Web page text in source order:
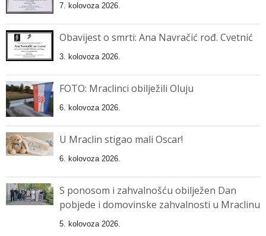
7. kolovoza 2026.
Obavijest o smrti: Ana Navračić rođ. Cvetnić
3. kolovoza 2026.
FOTO: Mraclinci obilježili Oluju
6. kolovoza 2026.
U Mraclin stigao mali Oscar!
6. kolovoza 2026.
S ponosom i zahvalnošću obilježen Dan
pobjede i domovinske zahvalnosti u Mraclinu
5. kolovoza 2026.